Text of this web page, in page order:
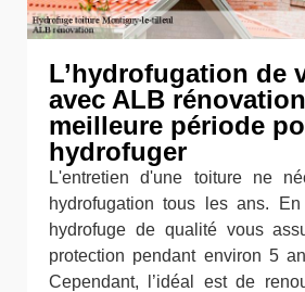
L’hydrofugation de
avec ALB
meilleure période
hydrofuger
L'entretien d'une toiture ne
hydrofugation tous les ans.
hydrofuge de qualité vous
protection pendant environ 5
Cependant, l’idéal est de